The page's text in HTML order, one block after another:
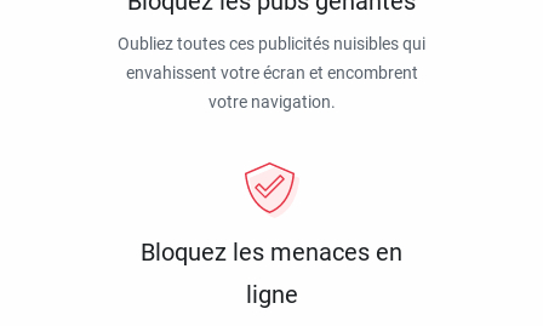
Oubliez toutes ces publicités nuisibles qui
envahissent votre écran et encombrent
votre navigation.
Bloquez les menaces en
ligne